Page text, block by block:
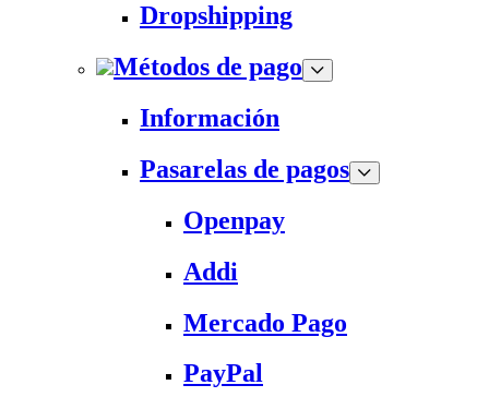
Dropshipping
Métodos de pago
Información
Pasarelas de pagos
Openpay
Addi
Mercado Pago
PayPal